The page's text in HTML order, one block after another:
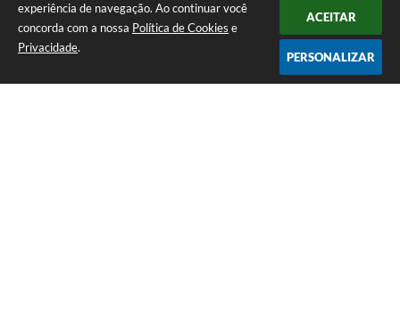
experiência de navegação. Ao continuar você
concorda com a nossa Política de Cookies e
Privacidade.
ACEITAR
PERSONALIZAR